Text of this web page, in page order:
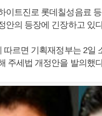
이트진로 롯데칠성음료
안의 등장에 긴장하고 있
따르면 기획재정부는 2일
주세법 개정안을 발의했